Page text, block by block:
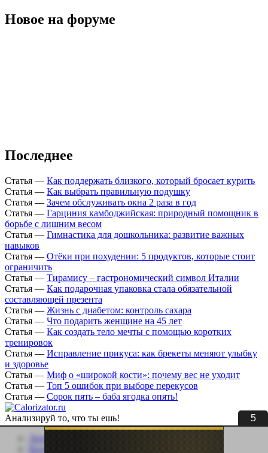
5
Новое на форуме
Последнее
Статья — Как поддержать близкого, который бросает курить
Статья — Как выбрать правильную подушку
Статья — Зачем обслуживать окна 2 раза в год
Статья — Гарциния камбоджийская: природный помощник в
борьбе с лишним весом
Статья — Гимнастика для дошкольника: развитие важных
навыков
Статья — Отёки при похудении: 5 продуктов, которые стоит
ограничить
Статья — Тирамису – гастрономический символ Италии
Статья — Как подарочная упаковка стала обязательной
составляющей презента
Статья — Жизнь с диабетом: контроль сахара
Статья — Что подарить женщине на 45 лет
Статья — Как создать тело мечты с помощью коротких
тренировок
Статья — Исправление прикуса: как брекеты меняют улыбку
и здоровье
Статья — Миф о «широкой кости»: почему вес не уходит
Статья — Топ 5 ошибок при выборе перекусов
Статья — Сорок пять – баба ягодка опять!
Анализируй то, что ты ешь!
Личный кабинет